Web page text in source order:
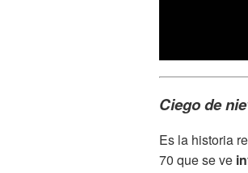
Ciego de
Es la historia
70 que se ve